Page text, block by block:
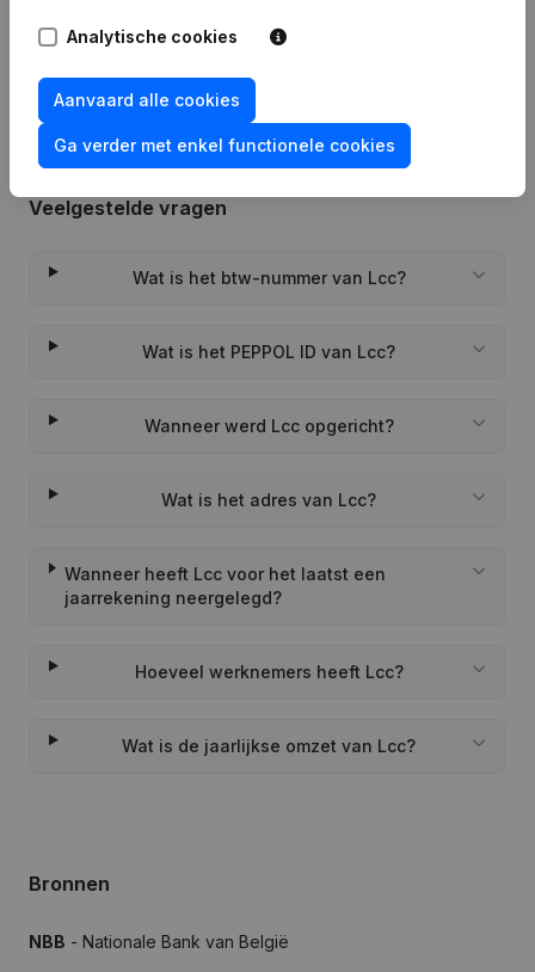
06-02-2023
Rubriek Oprichting (Nieuwe
Rechtspersoon, Opening Bijkantoor,
Veelgestelde vragen
Wat is het btw-nummer van Lcc?
Wat is het PEPPOL ID van Lcc?
Wanneer werd Lcc opgericht?
Wat is het adres van Lcc?
Wanneer heeft Lcc voor het laatst een
jaarrekening neergelegd?
Hoeveel werknemers heeft Lcc?
Wat is de jaarlijkse omzet van Lcc?
Bronnen
NBB - Nationale Bank van België
Analytische cookies
Aanvaard alle cookies
Ga verder met enkel functionele cookies